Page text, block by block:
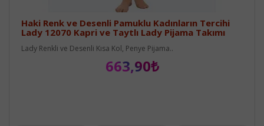
Haki Renk ve Desenli Pamuklu Kadınların Tercihi
Lady 12070 Kapri ve Taytlı Lady Pijama Takımı
Lady Renkli ve Desenli Kısa Kol, Penye Pijama..
663,90₺